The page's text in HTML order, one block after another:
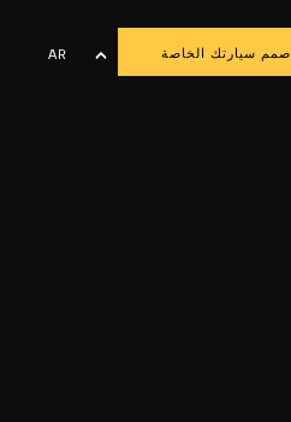
صمم سيارتك الخاصة
AR